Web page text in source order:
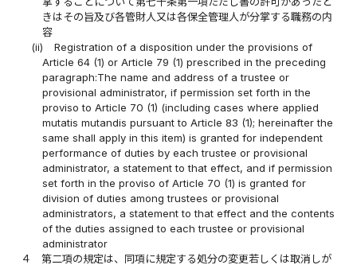
きはその旨及び各管財人又は各保全管理人が分掌する職務の内
容
(ii)
Registration of a disposition under the provisions of
Article 64 (1) or Article 79 (1) prescribed in the preceding
paragraph:The name and address of a trustee or
provisional administrator, if permission set forth in the
proviso to Article 70 (1) (including cases where applied
mutatis mutandis pursuant to Article 83 (1); hereinafter the
same shall apply in this item) is granted for independent
performance of duties by each trustee or provisional
administrator, a statement to that effect, and if permission
set forth in the proviso of Article 70 (1) is granted for
division of duties among trustees or provisional
administrators, a statement to that effect and the contents
of the duties assigned to each trustee or provisional
administrator
４
第二項の規定は、同項に規定する処分の変更若しくは取消しが